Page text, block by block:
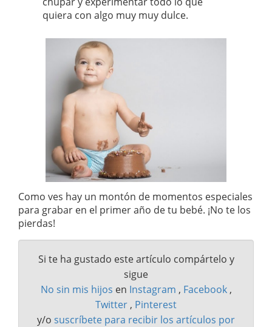
quiera con algo muy muy dulce.
Como ves hay un montón de momentos especiales
para grabar en el primer año de tu bebé. ¡No te los
pierdas!
Si te ha gustado este artículo compártelo y
sigue
No sin mis hijos en Instagram , Facebook ,
Twitter , Pinterest
y/o suscríbete para recibir los artículos por